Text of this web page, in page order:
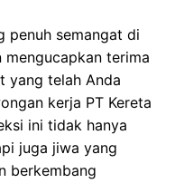
penuh semangat di
mengucapkan terima
yang telah Anda
kerja PT Kereta
ini tidak hanya
juga jiwa yang
berkembang